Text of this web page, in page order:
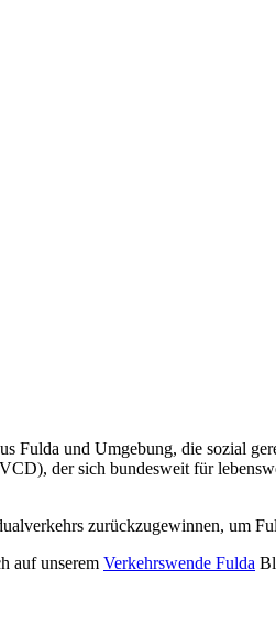
Fulda und Umgebung, die sozial
der sich bundesweit für
zurückzugewinnen, um
auf unserem Verkehrswende Fulda